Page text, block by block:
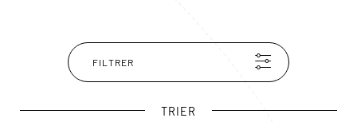
tient l’un des plus célèbres marchés de Noël viennois.
FILTRER
TRIER